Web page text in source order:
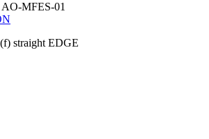
AO-MFES-01
straight EDGE